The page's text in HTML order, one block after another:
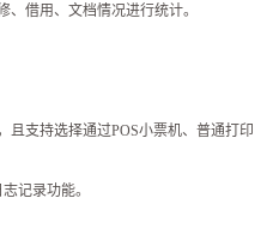
借用、文档情况进行统计。
且支持选择通过POS小票机、普通打印
记录功能。